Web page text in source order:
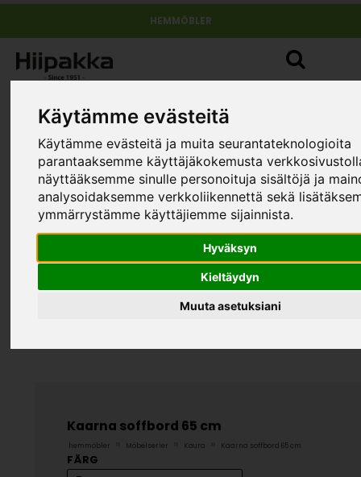
Käytämme evästeitä
Käytämme evästeitä ja muita seurantateknologioita
parantaaksemme käyttäjäkokemusta
näyttääksemme sinulle personoituja sisältöjä ja
analysoidaksemme verkkoliikennettä sekä
ymmärrystämme käyttäjiemme sijainnista.
Hyväksyn
Kieltäydyn
Muuta asetuksiani
HEMMÖBLER
Kaarna soffbord 65 cm
hemmöbler Möbelserier Kaura Kaarna soffbord 65 cm
FÄRG